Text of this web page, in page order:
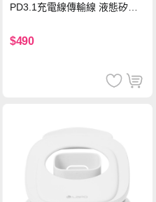
PD3.1充電線傳輸線 液態矽膠
機/平板/筆電
$490